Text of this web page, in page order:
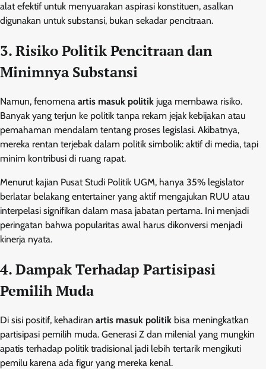
alat efektif untuk menyuarakan aspirasi konstituen, asalkan
digunakan untuk substansi, bukan sekadar pencitraan.
3. Risiko Politik Pencitraan dan
Minimnya Substansi
Namun, fenomena artis masuk politik juga membawa risiko.
Banyak yang terjun ke politik tanpa rekam jejak kebijakan atau
pemahaman mendalam tentang proses legislasi. Akibatnya,
mereka rentan terjebak dalam politik simbolik: aktif di media, tapi
minim kontribusi di ruang rapat.
Menurut kajian Pusat Studi Politik UGM, hanya 35% legislator
berlatar belakang entertainer yang aktif mengajukan RUU atau
interpelasi signifikan dalam masa jabatan pertama. Ini menjadi
peringatan bahwa popularitas awal harus dikonversi menjadi
kinerja nyata.
4. Dampak Terhadap Partisipasi
Pemilih Muda
Di sisi positif, kehadiran artis masuk politik bisa meningkatkan
partisipasi pemilih muda. Generasi Z dan milenial yang mungkin
apatis terhadap politik tradisional jadi lebih tertarik mengikuti
pemilu karena ada figur yang mereka kenal.